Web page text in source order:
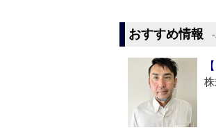
おすすめ情報